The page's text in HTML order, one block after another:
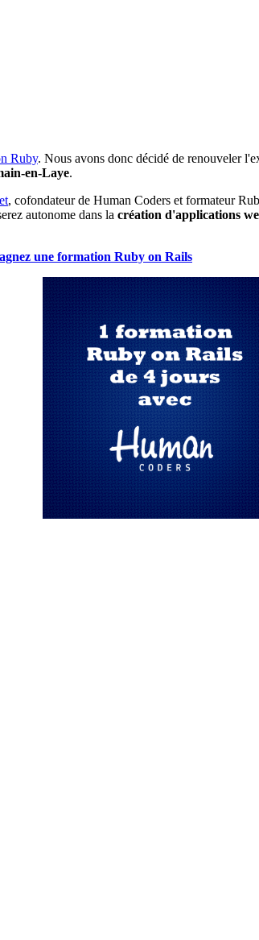
Ruby. Nous avons donc décidé de renouveler
en-Laye.
, cofondateur de Human Coders et formateur
autonome dans la création d'applications
une formation Ruby on Rails